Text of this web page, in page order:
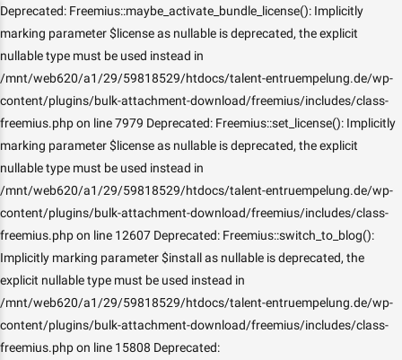
Deprecated: Freemius::maybe_activate_bundle_license(): Implicitly
marking parameter $license as nullable is deprecated, the explicit
nullable type must be used instead in
/mnt/web620/a1/29/59818529/htdocs/talent-entruempelung.de/wp-
content/plugins/bulk-attachment-download/freemius/includes/class-
freemius.php on line 7979 Deprecated: Freemius::set_license(): Implicitly
marking parameter $license as nullable is deprecated, the explicit
nullable type must be used instead in
/mnt/web620/a1/29/59818529/htdocs/talent-entruempelung.de/wp-
content/plugins/bulk-attachment-download/freemius/includes/class-
freemius.php on line 12607 Deprecated: Freemius::switch_to_blog():
Implicitly marking parameter $install as nullable is deprecated, the
explicit nullable type must be used instead in
/mnt/web620/a1/29/59818529/htdocs/talent-entruempelung.de/wp-
content/plugins/bulk-attachment-download/freemius/includes/class-
freemius.php on line 15808 Deprecated: